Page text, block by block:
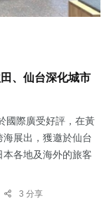
、仙台深化城市
國際廣受好評，在黃
展出，獲邀於仙台
各地及海外的旅客
3 分享